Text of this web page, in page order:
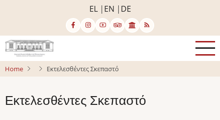
content
EL EN DE
Home Εκτελεσθέντες Σκεπαστό
Εκτελεσθέντες Σκεπαστό